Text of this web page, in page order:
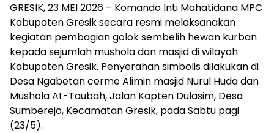
GRESIK, 23 MEI 2026 – Komando Inti Mahatidana MPC
Kabupaten Gresik secara resmi melaksanakan
kegiatan pembagian golok sembelih hewan kurban
kepada sejumlah mushola dan masjid di wilayah
Kabupaten Gresik. Penyerahan simbolis dilakukan di
Desa Ngabetan cerme Alimin masjid Nurul Huda dan
Mushola At-Taubah, Jalan Kapten Dulasim, Desa
Sumberejo, Kecamatan Gresik, pada Sabtu pagi
(23/5).